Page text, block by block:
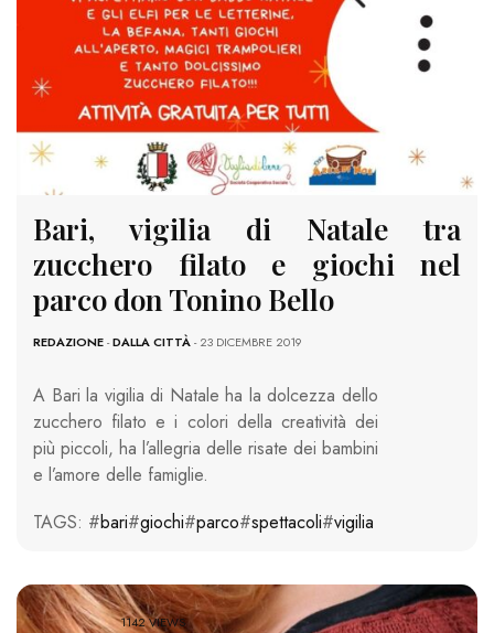
Bari, vigilia di Natale tra
zucchero filato e giochi nel
parco don Tonino Bello
REDAZIONE-DALLA CITTÀ- 23 DICEMBRE 2019
A Bari la vigilia di Natale ha la dolcezza dello
zucchero filato e i colori della creatività dei
più piccoli, ha l’allegria delle risate dei bambini
e l’amore delle famiglie.
TAGS: #bari#giochi#parco#spettacoli#vigilia
1142 VIEWS